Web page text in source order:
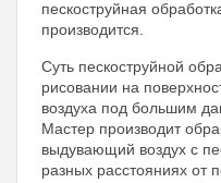
пескоструйная
производится.
Суть пескоструйной
рисовании на
воздуха под большим
Мастер производит
выдувающий воздух с
разных расстояниях от